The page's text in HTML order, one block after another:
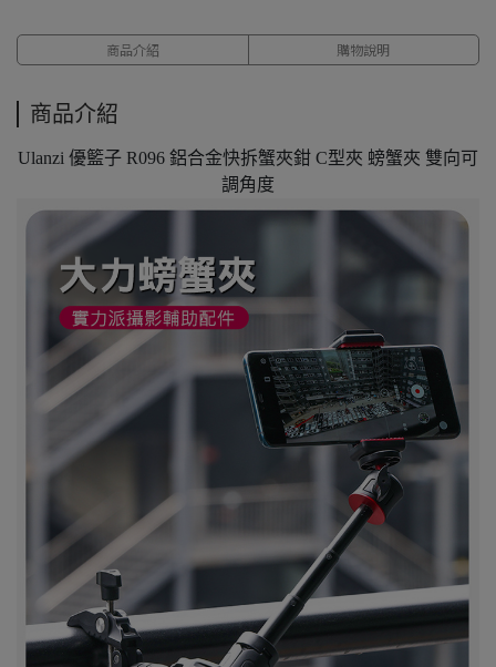
商品介紹 購物說明
商品介紹
Ulanzi 優籃子 R096 鋁合金快拆蟹夾鉗 C型夾 螃蟹夾 雙向可
調角度